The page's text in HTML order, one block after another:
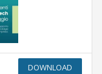
DOWNLOAD